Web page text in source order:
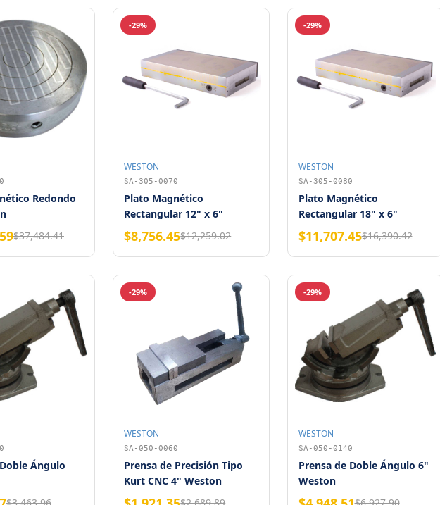
Redondo
$37,484.41
-29%
WESTON
SA-305-0070
Plato Magnético
Rectangular 12" x 6"
Weston
$8,756.45$12,259.02
-29%
WESTON
SA-305-0080
Plato Magnético
Rectangular 18" x 6"
Weston
$11,707.45$16,390.42
Ángulo
-29%
WESTON
SA-050-0060
Prensa de Precisión Tipo
Kurt CNC 4" Weston
-29%
WESTON
SA-050-0140
Prensa de Doble Ángulo 6"
Weston